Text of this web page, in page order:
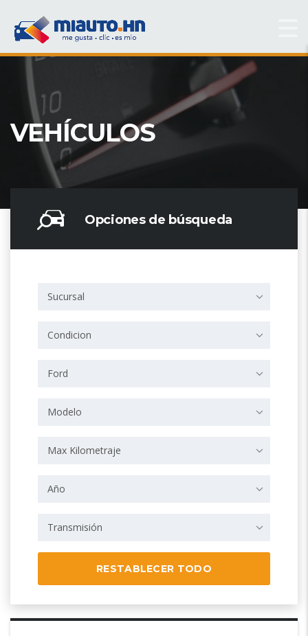
VEHÍCULOS
Opciones de búsqueda
Sucursal
Condicion
Ford
Modelo
Max Kilometraje
Año
Transmisión
RESTABLECER TODO